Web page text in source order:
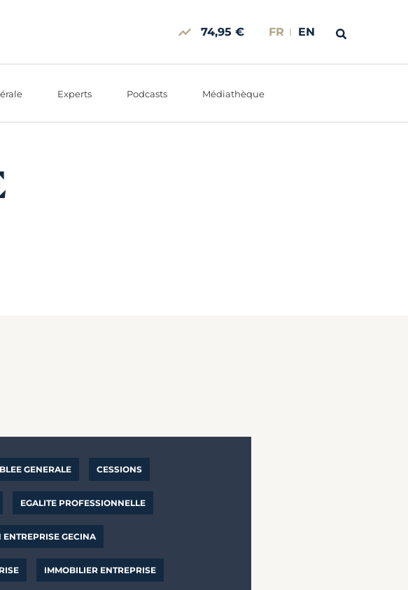
74,95 € FR EN
Experts Podcasts Médiathèque
GENERALE CESSIONS
EGALITE PROFESSIONNELLE
GECINA
IMMOBILIER ENTREPRISE